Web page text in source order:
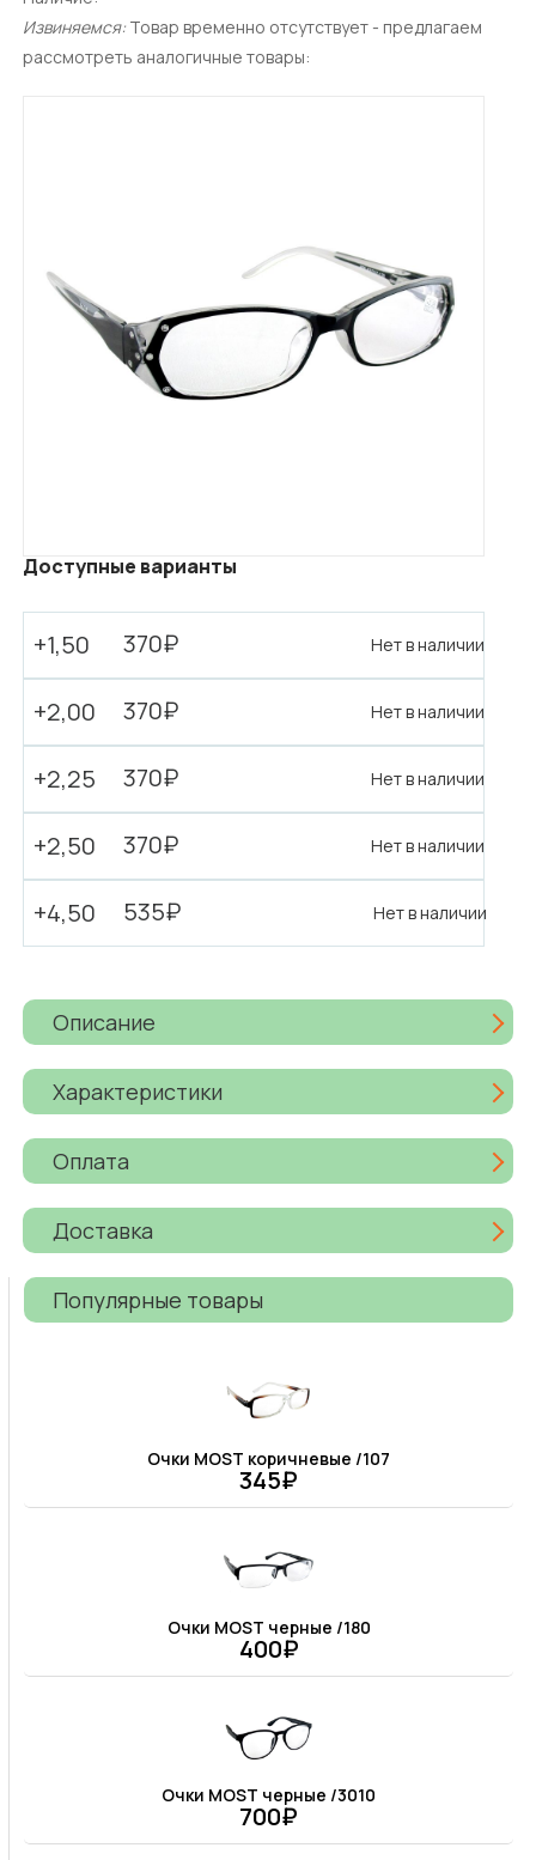
Извиняемся: Товар временно отсутствует - предлагаем
рассмотреть аналогичные товары:
Доступные варианты
+1,50 370₽ Нет в наличии
+2,00 370₽ Нет в наличии
+2,25 370₽ Нет в наличии
+2,50 370₽ Нет в наличии
+4,50 535₽ Нет в наличии
Описание
Характеристики
Оплата
Доставка
Популярные товары
Очки MOST коричневые /107
345₽
Очки MOST черные /180
400₽
Очки MOST черные /3010
700₽